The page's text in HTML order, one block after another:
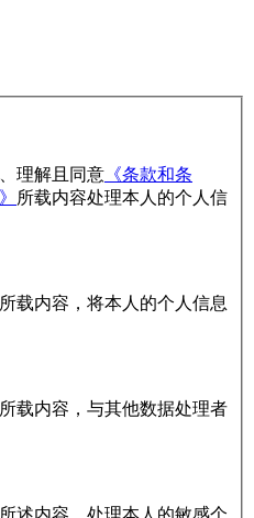
理解且同意 《条款和条
所载内容处理本人的个人信
载内容，将本人的个人信息
载内容，与其他数据处理者
述内容，处理本人的敏感个